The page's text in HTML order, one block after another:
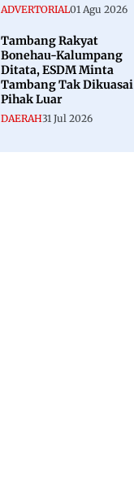
ADVERTORIAL01 Agu 2026
Tambang Rakyat
Bonehau-Kalumpang
Ditata, ESDM Minta
Tambang Tak Dikuasai
Pihak Luar
DAERAH31 Jul 2026